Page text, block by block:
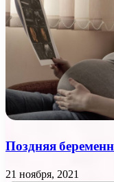
Поздняя
21 ноября, 2021